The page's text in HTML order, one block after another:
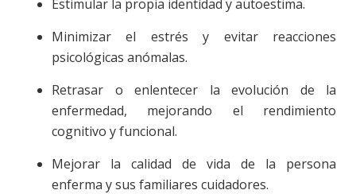
Estimular la propia identidad y autoestima.
Minimizar el estrés y evitar reacciones
psicológicas anómalas.
Retrasar o enlentecer la evolución de la
enfermedad, mejorando el rendimiento
cognitivo y funcional.
Mejorar la calidad de vida de la persona
enferma y sus familiares cuidadores.